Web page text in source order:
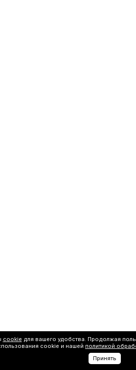
cookie для вашего удобства. Продолжая
cookie и нашей политикой
Принять